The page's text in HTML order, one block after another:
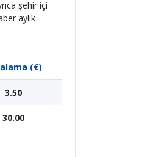
şehir içi
aylık
(€)
3.50
30.00